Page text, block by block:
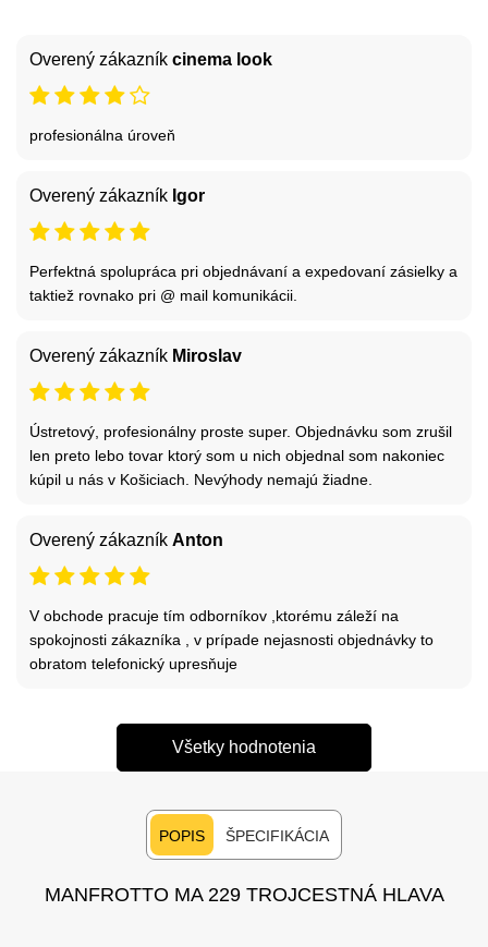
Overený zákazník cinema look
profesionálna úroveň
Overený zákazník Igor
Perfektná spolupráca pri objednávaní a expedovaní zásielky a
taktiež rovnako pri @ mail komunikácii.
Overený zákazník Miroslav
Ústretový, profesionálny proste super. Objednávku som zrušil
len preto lebo tovar ktorý som u nich objednal som nakoniec
kúpil u nás v Košiciach. Nevýhody nemajú žiadne.
Overený zákazník Anton
V obchode pracuje tím odborníkov ,ktorému záleží na
spokojnosti zákazníka , v prípade nejasnosti objednávky to
obratom telefonický upresňuje
Všetky hodnotenia
POPIS ŠPECIFIKÁCIA
MANFROTTO MA 229 TROJCESTNÁ HLAVA